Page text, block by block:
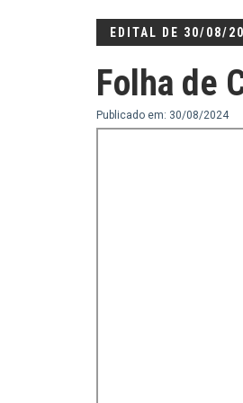
EDITAL DE 30/08/
Folha de
Publicado em: 30/08/2024